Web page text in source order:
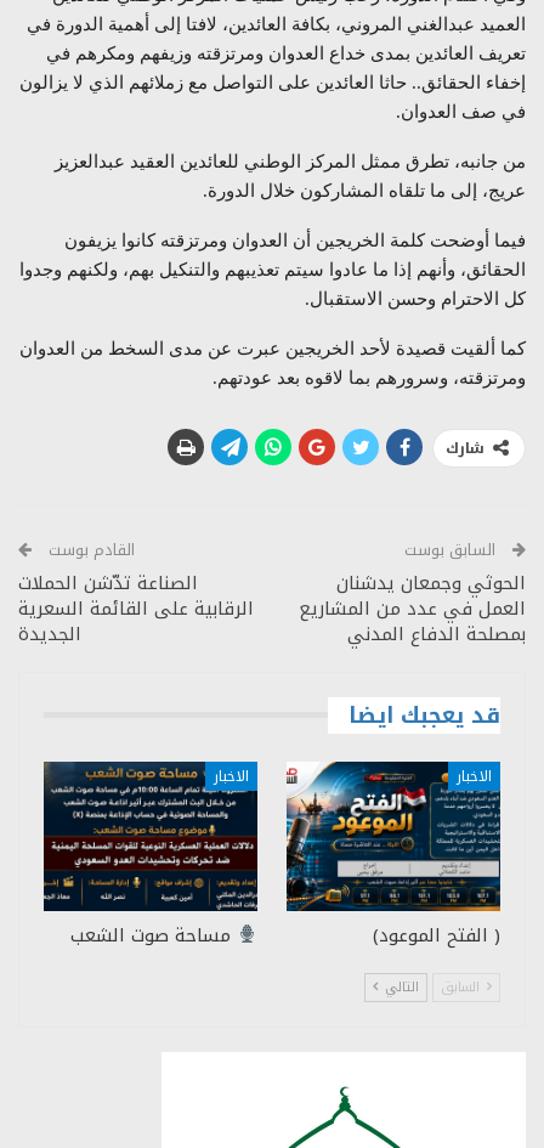
العميد عبدالغني المروني، بكافة العائدين، لافتا إلى أهمية الدورة في
تعريف العائدين بمدى خداع العدوان ومرتزقته وزيفهم ومكرهم في
إخفاء الحقائق.. حاثا العائدين على التواصل مع زملائهم الذي لا يزالون
في صف العدوان.
من جانبه، تطرق ممثل المركز الوطني للعائدين العقيد عبدالعزيز
عريج، إلى ما تلقاه المشاركون خلال الدورة.
فيما أوضحت كلمة الخريجين أن العدوان ومرتزقته كانوا يزيفون
الحقائق، وأنهم إذا ما عادوا سيتم تعذيبهم والتنكيل بهم، ولكنهم وجدوا
كل الاحترام وحسن الاستقبال.
كما ألقيت قصيدة لأحد الخريجين عبرت عن مدى السخط من العدوان
ومرتزقته، وسرورهم بما لاقوه بعد عودتهم.
شارك
السابق بوست
الحوثي وجمعان يدشنان
العمل في عدد من المشاريع
بمصلحة الدفاع المدني
القادم بوست
الصناعة تدّشن الحملات
الرقابية على القائمة السعرية
الجديدة
قد يعجبك ايضا
الاخبار
( الفتح الموعود)
الاخبار
مساحة صوت الشعب
السابق التالي